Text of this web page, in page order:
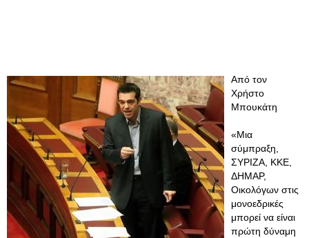
Από τον
Χρήστο
Μπουκάτη
«Μια
σύμπραξη,
ΣΥΡΙΖΑ, ΚΚΕ,
ΔΗΜΑΡ,
Οικολόγων στις
μονοεδρικές
μπορεί να είναι
πρώτη δύναμη